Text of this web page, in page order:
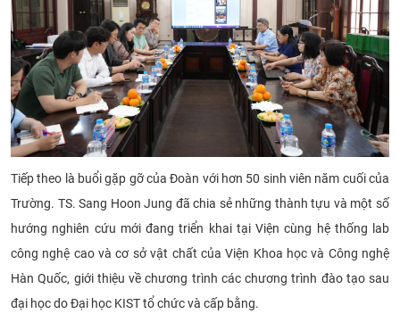
Tiếp theo là buổi gặp gỡ của Đoàn với hơn 50 sinh viên năm cuối của
Trường. TS. Sang Hoon Jung đã chia sẻ những thành tựu và một số
hướng nghiên cứu mới đang triển khai tại Viện cùng hệ thống lab
công nghệ cao và cơ sở vật chất của Viện Khoa học và Công nghệ
Hàn Quốc, giới thiệu về chương trình các chương trình đào tạo sau
đại học do Đại học KIST tổ chức và cấp bằng.